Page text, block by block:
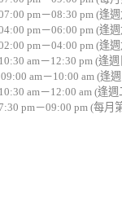
pm－08:30 pm (逢
pm－06:00 pm (逢
pm－04:00 pm (逢
10:30 am－12:30 pm (逢週
09:00 am－10:00 am (逢
10:30 am－12:00 am (逢週
pm－09:00 pm (每月